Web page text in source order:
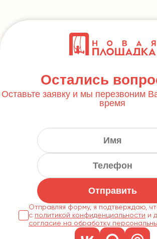
Остались
Оставьте заявку и мы перезвоним
время
Отправить
Отправляя форму, я подтверждаю,
с политикой конфиденциальности
согласие на обработку